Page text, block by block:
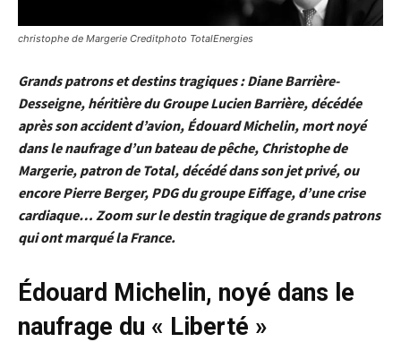
christophe de Margerie Creditphoto TotalEnergies
Grands patrons et destins tragiques : Diane Barrière-
Desseigne, héritière du Groupe Lucien Barrière, décédée
après son accident d’avion, Édouard Michelin, mort noyé
dans le naufrage d’un bateau de pêche, Christophe de
Margerie, patron de Total, décédé dans son jet privé, ou
encore Pierre Berger, PDG du groupe Eiffage, d’une crise
cardiaque… Zoom sur le destin tragique de grands patrons
qui ont marqué la France.
Édouard Michelin, noyé dans le
naufrage du « Liberté »